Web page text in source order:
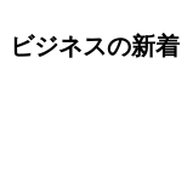
ビジネスの新着